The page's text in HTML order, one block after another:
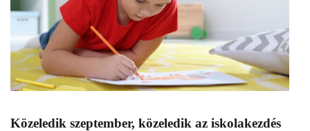
Közeledik szeptember, közeledik az iskolakezdés